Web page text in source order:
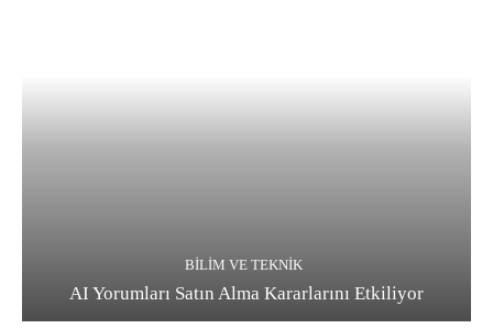
BILIM VE TEKNIK
AI Yorumları Satın Alma Kararlarını Etkiliyor